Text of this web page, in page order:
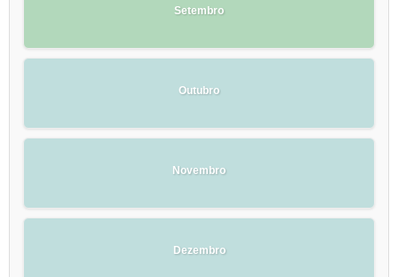
Setembro
Outubro
Novembro
Dezembro